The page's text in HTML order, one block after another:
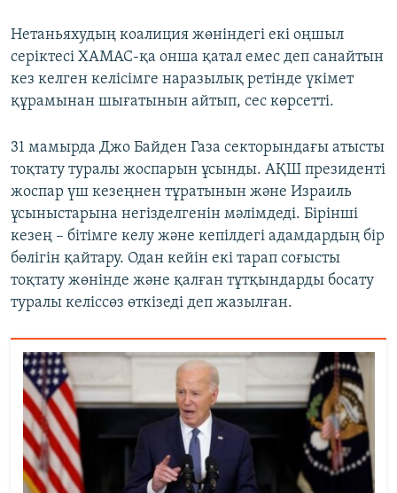
Нетаньяхудың коалиция жөніндегі екі оңшыл
серіктесі ХАМАС-қа онша қатал емес деп санайтын
кез келген келісімге наразылық ретінде үкімет
құрамынан шығатынын айтып, сес көрсетті.
31 мамырда Джо Байден Газа секторындағы атысты
тоқтату туралы жоспарын ұсынды. АҚШ президенті
жоспар үш кезеңнен тұратынын және Израиль
ұсыныстарына негізделгенін мәлімдеді. Бірінші
кезең – бітімге келу және кепілдегі адамдардың бір
бөлігін қайтару. Одан кейін екі тарап соғысты
тоқтату жөнінде және қалған тұтқындарды босату
туралы келіссөз өткізеді деп жазылған.